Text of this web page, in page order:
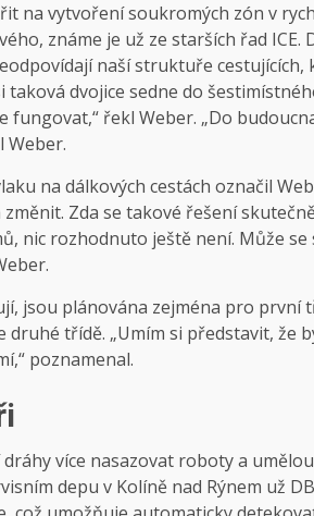
na vytvoření soukromých zón v
známe je už ze starších řad
naší struktuře cestujících,
taková dvojice sedne do
fungovat,“ řekl Weber. „Do
Weber.
na dálkových cestách označil
Zda se takové řešení
nic rozhodnuto ještě není. Může se
jsou plánována zejména pro první
druhé třídě. „Umím si představit, že
poznamenal.
více nasazovat roboty a
depu v Kolíně nad Rýnem už